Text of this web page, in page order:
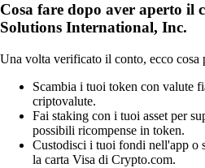
Cosa fare dopo aver aperto il
Solutions International, Inc.
Una volta verificato il conto, ecco cosa
Scambia i tuoi token con valute
criptovalute.
Fai staking con i tuoi asset per
possibili ricompense in token.
Custodisci i tuoi fondi nell'app o
la carta Visa di Crypto.com.